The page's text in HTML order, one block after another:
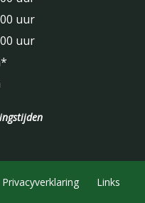
uur
uur
Privacyverklaring Links